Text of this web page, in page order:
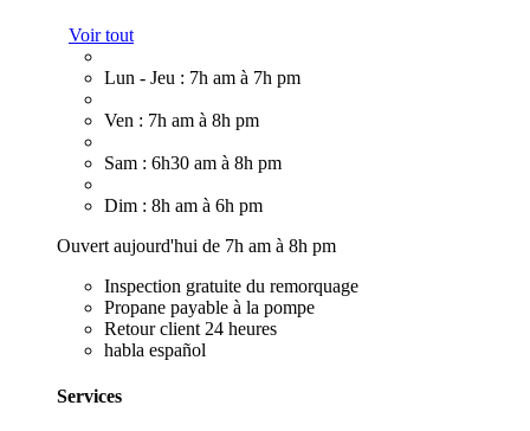
Voir tout
Lun - Jeu : 7h am à 7h pm
Ven : 7h am à 8h pm
Sam : 6h30 am à 8h pm
Dim : 8h am à 6h pm
Ouvert aujourd'hui de 7h am à 8h pm
Inspection gratuite du remorquage
Propane payable à la pompe
Retour client 24 heures
habla español
Services